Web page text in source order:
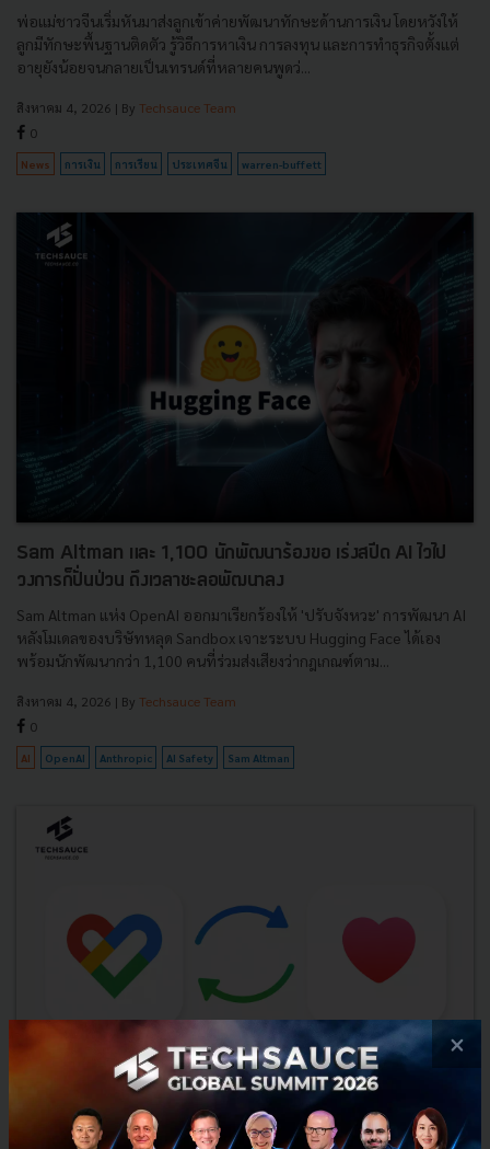
พ่อแม่ชาวจีนเริ่มหันมาส่งลูกเข้าค่ายพัฒนาทักษะด้านการเงิน โดยหวังให้
ลูกมีทักษะพื้นฐานติดตัว รู้วิธีการหาเงิน การลงทุน และการทำธุรกิจตั้งแต่
อายุยังน้อยจนกลายเป็นเทรนด์ที่หลายคนพูดว่...
สิงหาคม 4, 2026 | By Techsauce Team
0
News การเงิน การเรียน ประเทศจีน warren-buffett
Sam Altman และ 1,100 นักพัฒนาร้องขอ เร่งสปีด AI ไวไป
วงการก็ปั่นป่วน ถึงเวลาชะลอพัฒนาลง
Sam Altman แห่ง OpenAI ออกมาเรียกร้องให้ 'ปรับจังหวะ' การพัฒนา AI
หลังโมเดลของบริษัทหลุด Sandbox เจาะระบบ Hugging Face ได้เอง
พร้อมนักพัฒนากว่า 1,100 คนที่ร่วมส่งเสียงว่ากฎเกณฑ์ตาม...
สิงหาคม 4, 2026 | By Techsauce Team
0
AI OpenAI Anthropic AI Safety Sam Altman
×